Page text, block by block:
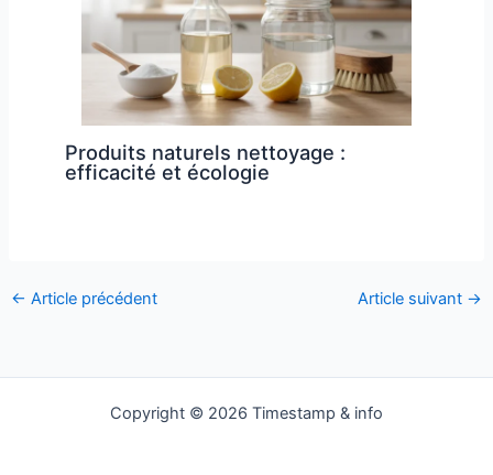
Produits naturels nettoyage :
efficacité et écologie
← Article précédent Article suivant →
Copyright © 2026 Timestamp & info